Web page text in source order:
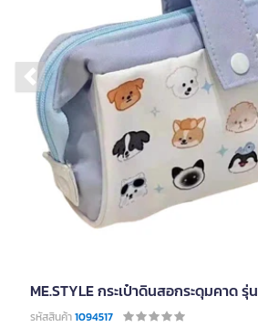
Previous slide
ME.STYLE กระเป๋าดินสอกระดุมคาด
รหัสสินค้า1094517